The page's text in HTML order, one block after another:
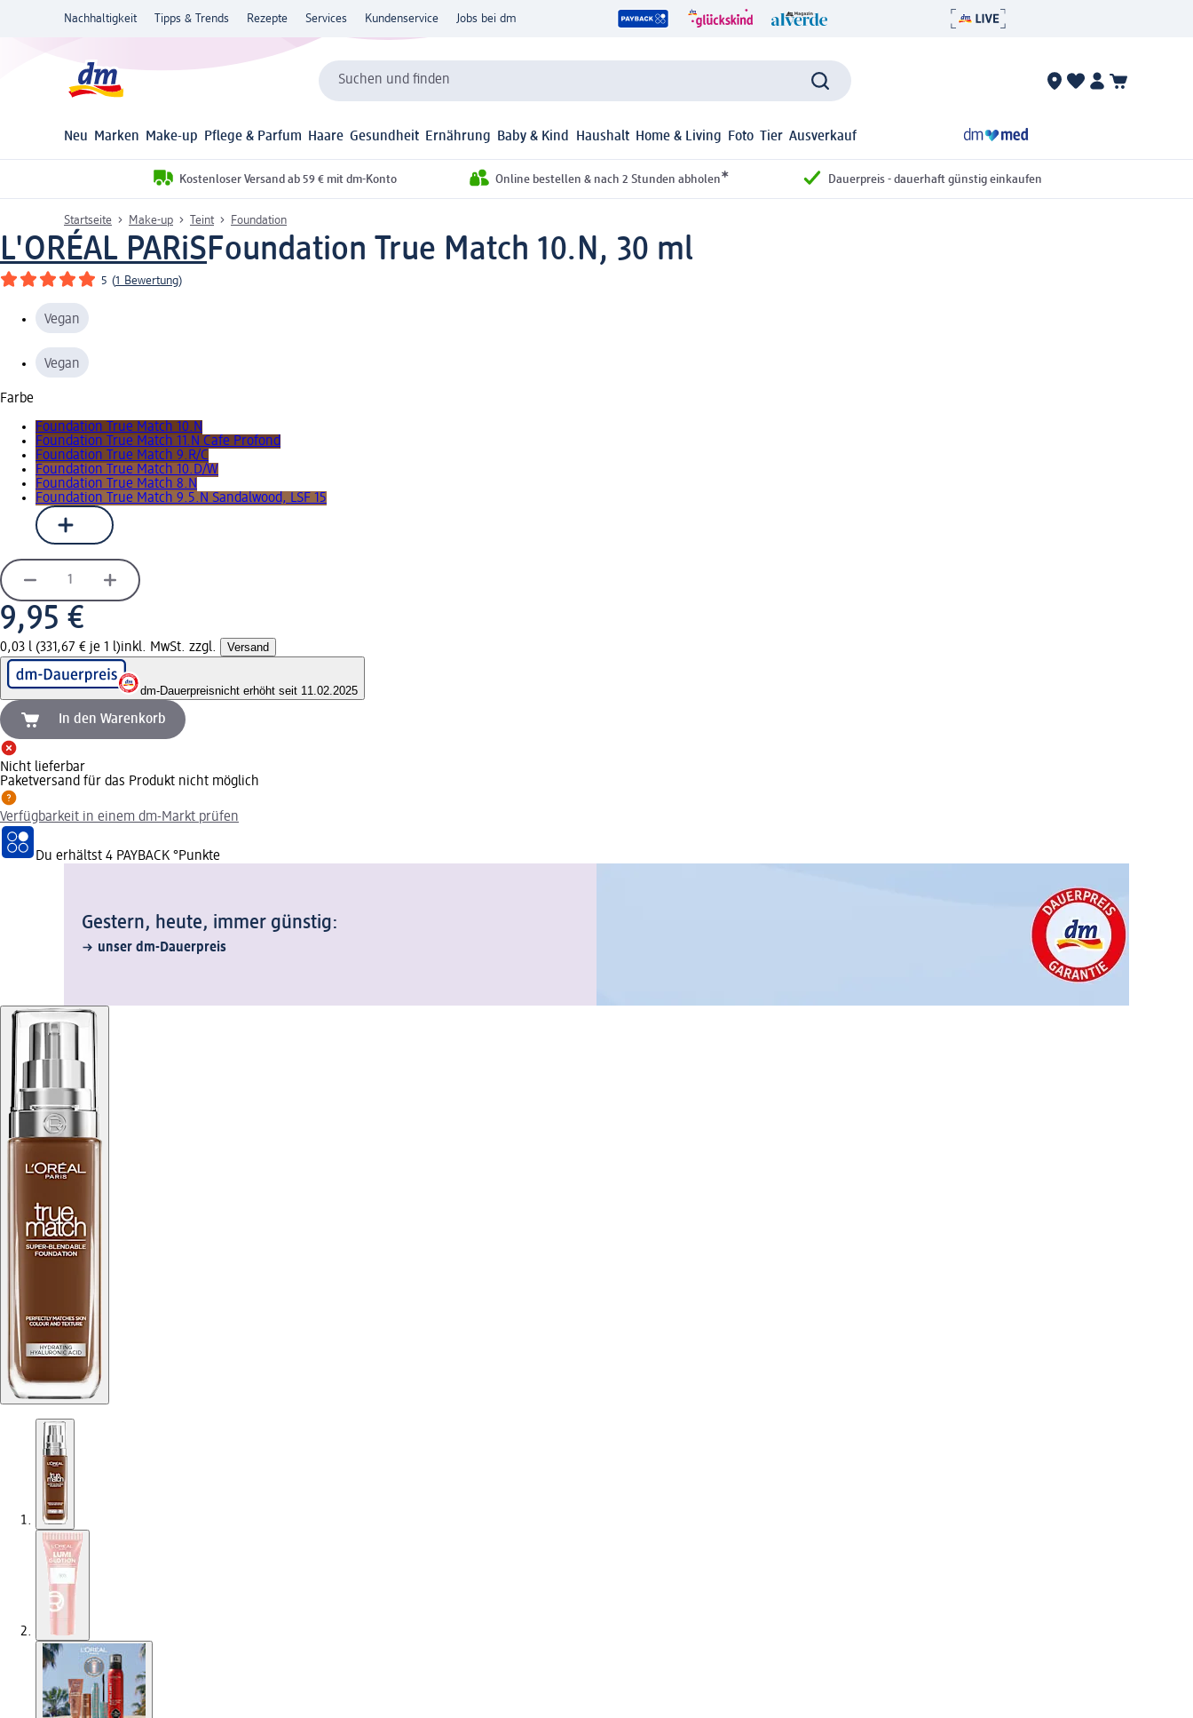
Nachhaltigkeit Tipps & Trends Rezepte Services Kundenservice Jobs bei dm
Suchen und finden
Neu Marken Make-up Pflege & Parfum Haare Gesundheit Ernährung Baby & Kind Haushalt Home & Living Foto Tier Ausverkauf
Kostenloser Versand ab 59 € mit dm-Konto Online bestellen & nach 2 Stunden abholen* Dauerpreis - dauerhaft günstig einkaufen
Startseite Make-up Teint Foundation
L'ORÉAL PARiSFoundation True Match 10.N, 30 ml
5 (1 Bewertung)
Vegan
Vegan
Farbe
Foundation True Match 10.N
Foundation True Match 11.N Cafe Profond
Foundation True Match 9.R/C
Foundation True Match 10.D/W
Foundation True Match 8.N
Foundation True Match 9.5.N Sandalwood, LSF 15
9,95 €
0,03 l (331,67 € je 1 l)inkl. MwSt. zzgl. Versand
dm-Dauerpreisnicht erhöht seit 11.02.2025
In den Warenkorb
Nicht lieferbar
Paketversand für das Produkt nicht möglich
Verfügbarkeit in einem dm-Markt prüfen
Du erhältst 4 PAYBACK °Punkte
Gestern, heute, immer günstig:
unser dm-Dauerpreis